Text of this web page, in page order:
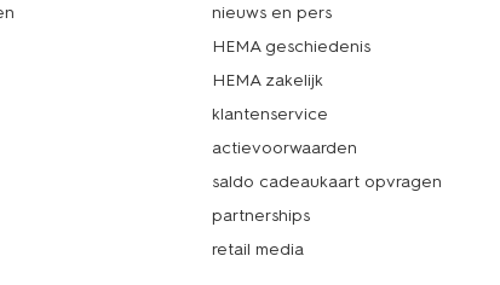
nieuws en pers
HEMA geschiedenis
HEMA zakelijk
klantenservice
actievoorwaarden
saldo cadeaukaart opvragen
partnerships
retail media